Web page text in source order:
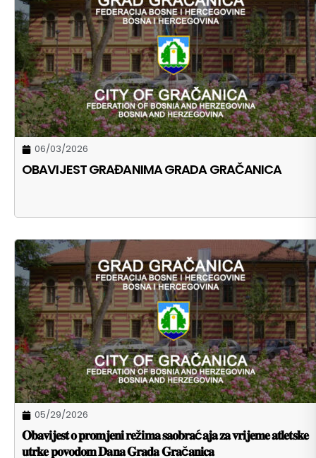
06/03/2026
OBAVIJEST GRAĐANIMA GRADA GRAČANICA
05/29/2026
𝐎𝐛𝐚𝐯𝐢𝐣𝐞𝐬𝐭 𝐨 𝐩𝐫𝐨𝐦𝐣𝐞𝐧𝐢 𝐫𝐞ž𝐢𝐦𝐚 𝐬𝐚𝐨𝐛𝐫𝐚ć𝐚𝐣𝐚 𝐳𝐚 𝐯𝐫𝐢𝐣𝐞𝐦𝐞 𝐚𝐭𝐥𝐞𝐭𝐬𝐤𝐞
𝐮𝐭𝐫𝐤𝐞 𝐩𝐨𝐯𝐨𝐝𝐨𝐦 𝐃𝐚𝐧𝐚 𝐆𝐫𝐚𝐝𝐚 𝐆𝐫𝐚č𝐚𝐧𝐢𝐜𝐚